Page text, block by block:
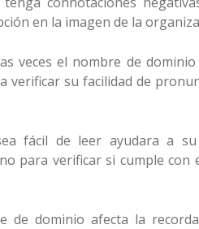
en la imagen de la
veces el nombre de
verificar su facilidad de
fácil de leer ayudara a
para verificar si cumple con
dominio afecta la